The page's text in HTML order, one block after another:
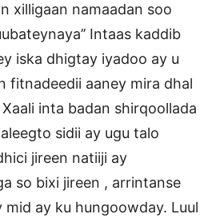
xilligaan namaadan soo
Intaas kaddib
iska dhigtay iyadoo ay u
fitnadeedii aaney mira dhal
inta badan shirqoollada
sidii ay ugu talo
jireen natiiji ay
so bixi jireen , arrintanse
ay ku hungoowday. Luul